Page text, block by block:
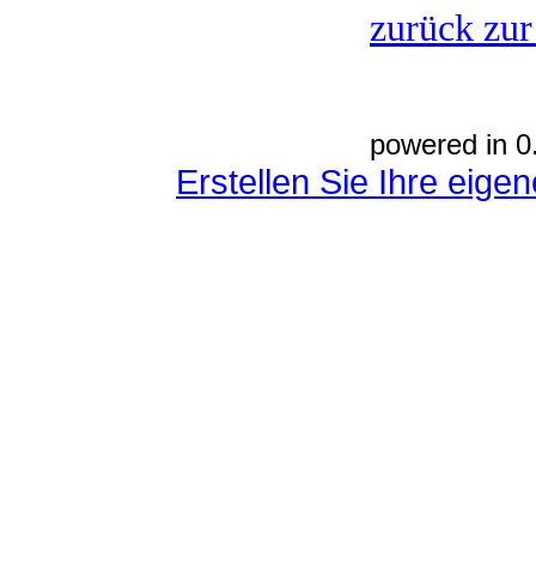
zurück
powered in
Erstellen Sie Ihre